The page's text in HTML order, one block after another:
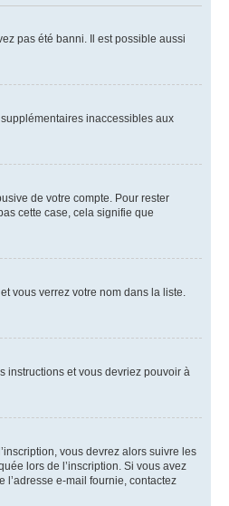
pas été banni. Il est possible aussi
inaccessibles aux
de votre compte. Pour rester
cette case, cela signifie que
vous verrez votre nom dans la liste.
instructions et vous devriez pouvoir à
vous devrez alors suivre les
lors de l’inscription. Si vous avez
l’adresse e-mail fournie, contactez